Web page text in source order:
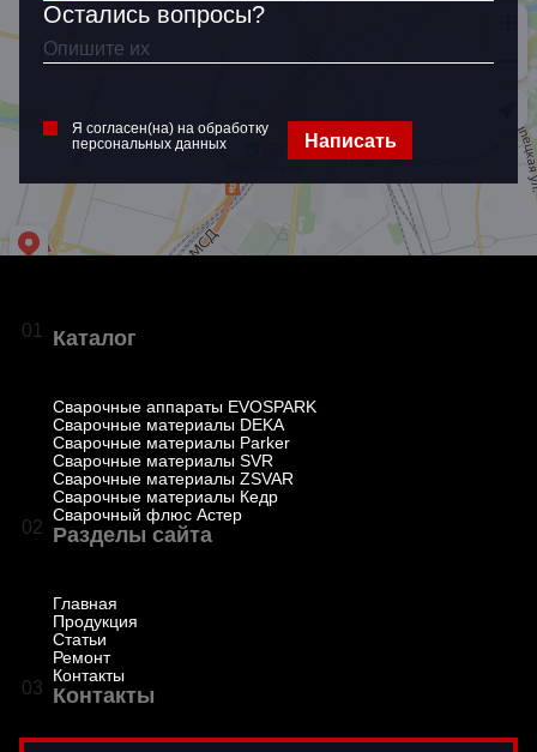
Остались вопросы?
Я согласен(на) на обработку
персональных данных
Написать
01 Каталог
Сварочные аппараты EVOSPARK
Сварочные материалы DEKA
Сварочные материалы Parker
Сварочные материалы SVR
Сварочные материалы ZSVAR
Сварочные материалы Кедр
Сварочный флюс Астер
02 Разделы сайта
Главная
Продукция
Статьи
Ремонт
Контакты
03 Контакты